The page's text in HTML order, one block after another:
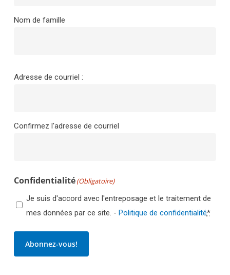
Nom de famille
E-
Adresse de courriel :
Confirmez l'adresse de courriel
Confidentialité(Obligatoire)
Je suis d'accord avec l'entreposage et le traitement de
mes données par ce site. - Politique de confidentialité*
Abonnez-vous!